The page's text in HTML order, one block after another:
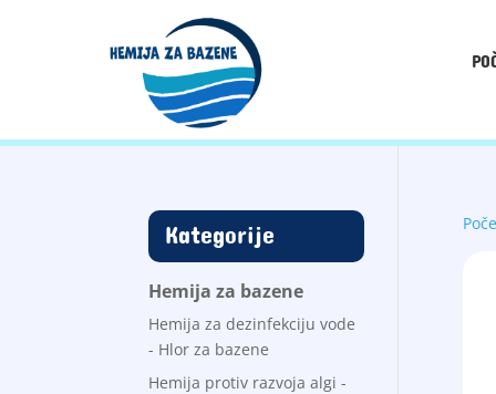
Kategorije
Hemija za bazene
Hemija za dezinfekciju vode
- Hlor za bazene
Hemija protiv razvoja algi -